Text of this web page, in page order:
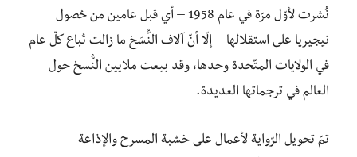
نُشرت لأوّل مرّة في عام 1958 – أي قبل عامين من حُصول
نيجيريا على استقلالها – إلّا أنّ آلاف النُّسَخ ما زالت تُباع كلّ عام
في الولايات المتّحدة وحدها، وقد بيعت ملايين النُّسخ حول
العالم في ترجماتها العديدة.
تمّ تحويل الرّواية لأعمال على خشبة المسرح والإذاعة